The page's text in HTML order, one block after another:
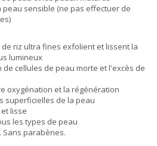
peau sensible (ne pas effectuer de
riz ultra fines exfolient et lissent la
lumineux
de cellules de peau morte et l'excès de
oxygénation et la régénération
superficielles de la peau
lisse
les types de peau
parabènes.